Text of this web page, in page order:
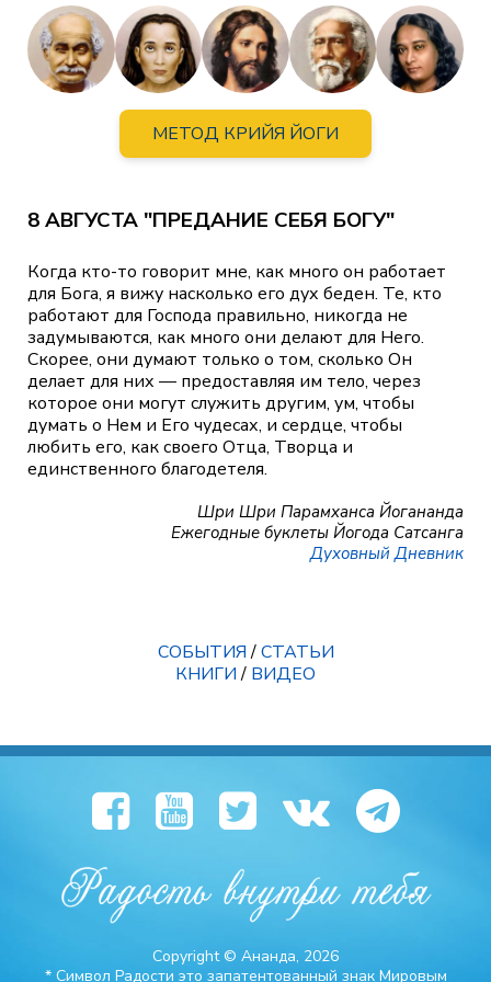
МЕТОД КРИЙЯ ЙОГИ
8 АВГУСТА "ПРЕДАНИЕ СЕБЯ БОГУ"
Когда кто-то говорит мне, как много он работает
для Бога, я вижу насколько его дух беден. Те, кто
работают для Господа правильно, никогда не
задумываются, как много они делают для Него.
Скорее, они думают только о том, сколько Он
делает для них — предоставляя им тело, через
которое они могут служить другим, ум, чтобы
думать о Нем и Его чудесах, и сердце, чтобы
любить его, как своего Отца, Творца и
единственного благодетеля.
Шри Шри Парамханса Йогананда
Ежегодные буклеты Йогода Сатсанга
Духовный Дневник
СОБЫТИЯ/СТАТЬИ
КНИГИ/ ВИДЕО
Copyright © Ананда, 2026
* Символ Радости это запатентованный знак Мировым